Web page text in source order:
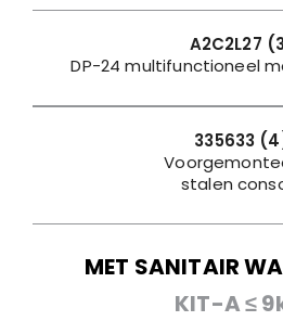
A2C2L27
DP-24 multifunctioneel
335633
stalen
MET SANITAIR
KIT-A ≤